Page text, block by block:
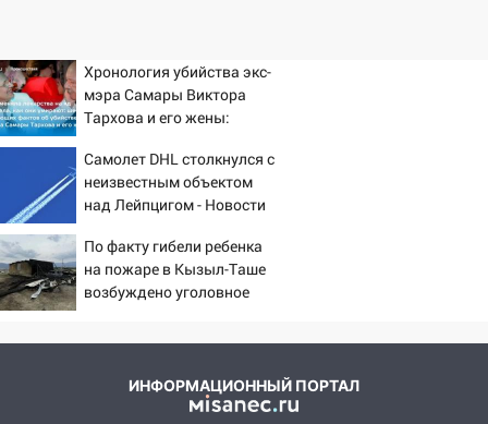
Хронология убийства экс-
мэра Самары Виктора
Тархова и его жены:
фактов, новые
подробности
Самолет DHL столкнулся с
неизвестным объектом
над Лейпцигом - Новости
По факту гибели ребенка
на пожаре в Кызыл-Таше
возбуждено уголовное
ИНФОРМАЦИОННЫЙ ПОРТАЛ